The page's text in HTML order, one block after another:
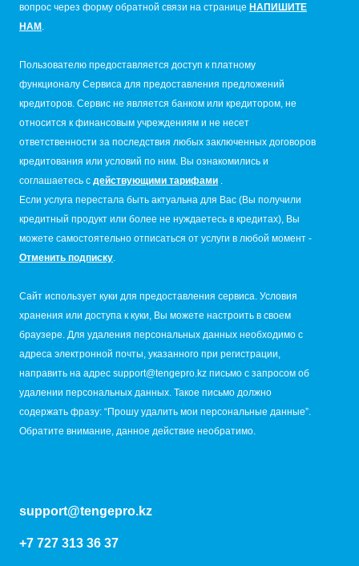
вопрос через форму обратной связи на странице НАПИШИТЕ
НАМ .
Пользователю предоставляется доступ к платному
функционалу Сервиса для предоставления предложений
кредиторов. Сервис не является банком или кредитором, не
относится к финансовым учреждениям и не несет
ответственности за последствия любых заключенных договоров
кредитования или условий по ним. Вы ознакомились и
соглашаетесь с действующими тарифами .
Если услуга перестала быть актуальна для Вас (Вы получили
кредитный продукт или более не нуждаетесь в кредитах), Вы
можете самостоятельно отписаться от услуги в любой момент -
Отменить подписку.
Сайт использует куки для предоставления сервиса. Условия
хранения или доступа к куки, Вы можете настроить в своем
браузере. Для удаления персональных данных необходимо с
адреса электронной почты, указанного при регистрации,
направить на адрес support@tengepro.kz письмо с запросом об
удалении персональных данных. Такое письмо должно
содержать фразу: “Прошу удалить мои персональные данные”.
Обратите внимание, данное действие необратимо.
support@tengepro.kz
+7 727 313 36 37